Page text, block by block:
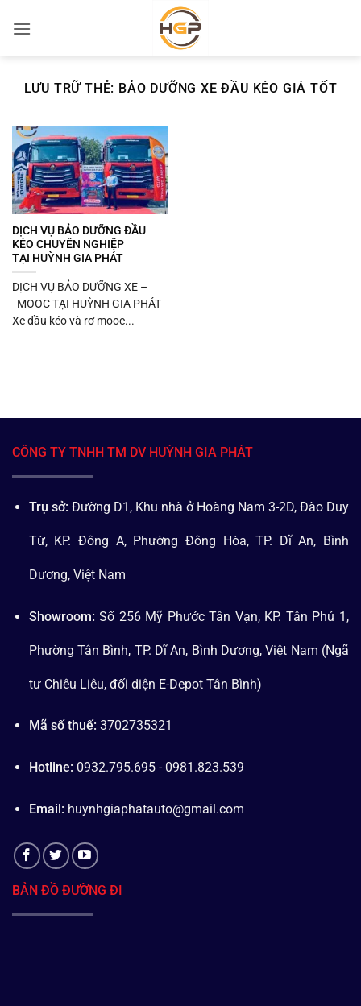
qua
LƯU TRỮ THẺ: BẢO DƯỠNG XE ĐẦU KÉO GIÁ TỐT
DỊCH VỤ BẢO DƯỠNG ĐẦU
KÉO CHUYÊN NGHIỆP
TẠI HUỲNH GIA PHÁT
DỊCH VỤ BẢO DƯỠNG XE –
MOOC TẠI HUỲNH GIA PHÁT
Xe đầu kéo và rơ mooc...
CÔNG TY TNHH TM DV HUỲNH GIA PHÁT
Trụ sở: Đường D1, Khu nhà ở Hoàng Nam 3-2D, Đào Duy
Từ, KP. Đông A, Phường Đông Hòa, TP. Dĩ An, Bình
Dương, Việt Nam
Showroom: Số 256 Mỹ Phước Tân Vạn, KP. Tân Phú 1,
Phường Tân Bình, TP. Dĩ An, Bình Dương, Việt Nam (Ngã
tư Chiêu Liêu, đối diện E-Depot Tân Bình)
Mã số thuế: 3702735321
Hotline: 0932.795.695 - 0981.823.539
Email: huynhgiaphatauto@gmail.com
BẢN ĐỒ ĐƯỜNG ĐI